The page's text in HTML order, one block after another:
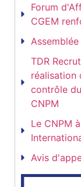
Forum
CGEM
TDR
réalisation
contrôle
CNPM
Le CNPM
Avis